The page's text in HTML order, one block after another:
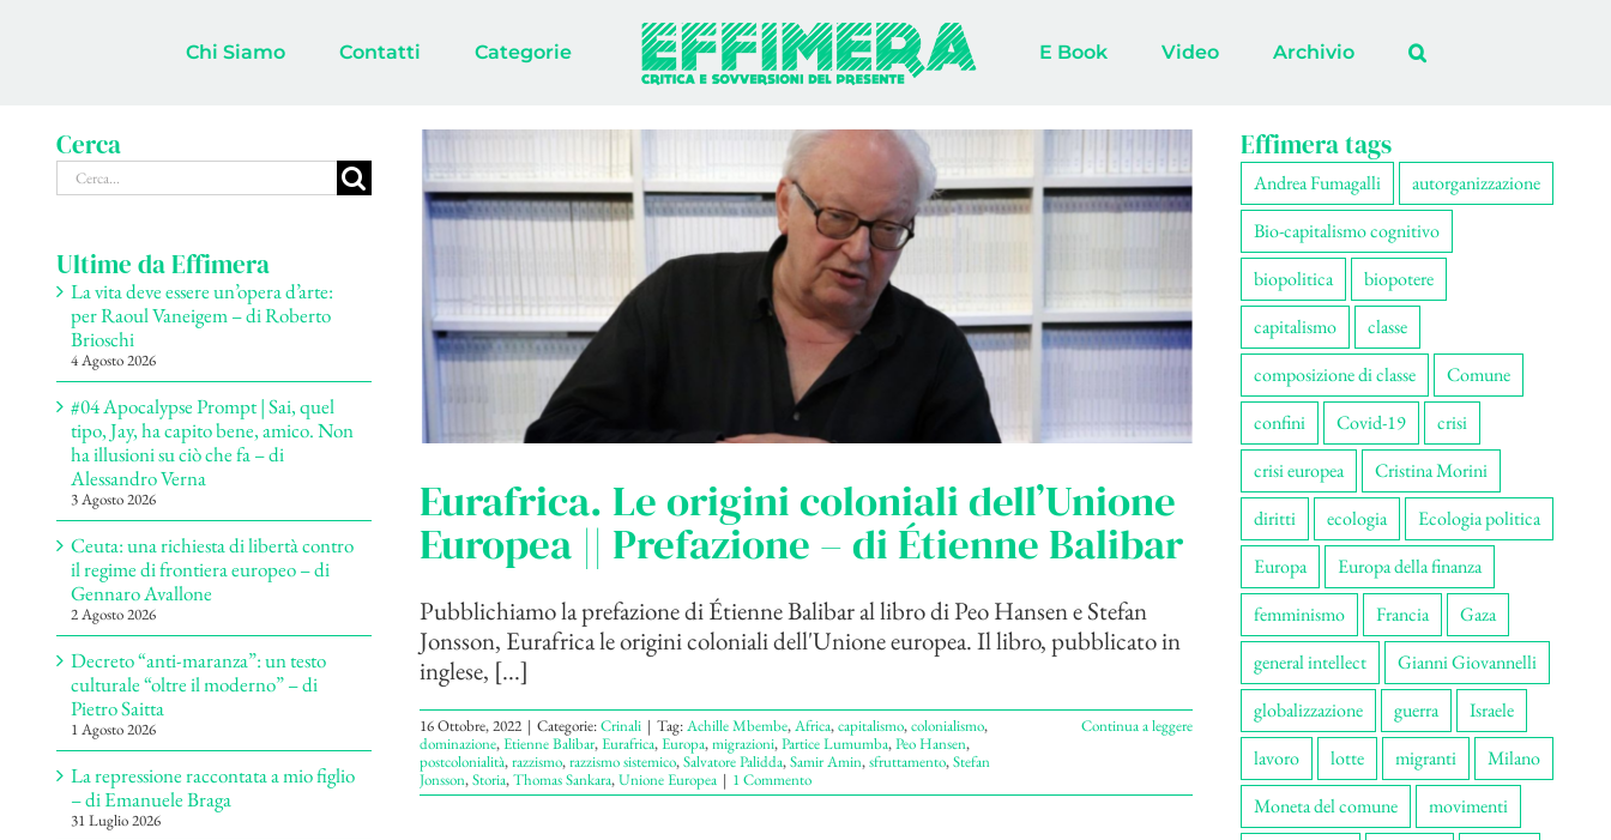
Chi Siamo Contatti Categorie E Book Video Archivio
Eurafrica. Le origini coloniali dell’Unione
Europea || Prefazione – di Étienne Balibar
Pubblichiamo la prefazione di Étienne Balibar al libro di Peo Hansen e Stefan
Jonsson, Eurafrica le origini coloniali dell'Unione europea. Il libro, pubblicato in
inglese, [...]
16 Ottobre, 2022 | Categorie:Crinali | Tag:Achille Mbembe,Africa,capitalismo,colonialismo,
dominazione,Etienne Balibar,Eurafrica,Europa,migrazioni,Partice Lumumba,Peo Hansen,
postcolonialità,razzismo,razzismo sistemico,Salvatore Palidda,Samir Amin,sfruttamento,Stefan
Jonsson,Storia,Thomas Sankara,Unione Europea | 1 Commento
Continua a leggere
Cerca
Cerca
per:
Ultime da Effimera
La vita deve essere un’opera d’arte:
per Raoul Vaneigem – di Roberto
Brioschi
4 Agosto 2026
#04 Apocalypse Prompt | Sai, quel
tipo, Jay, ha capito bene, amico. Non
ha illusioni su ciò che fa – di
Alessandro Verna
3 Agosto 2026
Ceuta: una richiesta di libertà contro
il regime di frontiera europeo – di
Gennaro Avallone
2 Agosto 2026
Decreto “anti-maranza”: un testo
culturale “oltre il moderno” – di
Pietro Saitta
1 Agosto 2026
La repressione raccontata a mio figlio
– di Emanuele Braga
31 Luglio 2026
Effimera tags
Andrea Fumagalli
autorganizzazione
Bio-capitalismo cognitivo
biopolitica
biopotere
capitalismo
classe
composizione di classe
Comune
confini
Covid-19
crisi
crisi europea
Cristina Morini
diritti
ecologia
Ecologia politica
Europa
Europa della finanza
femminismo
Francia
Gaza
general intellect
Gianni Giovannelli
globalizzazione
guerra
Israele
lavoro
lotte migranti
Milano
Moneta del comune
movimenti